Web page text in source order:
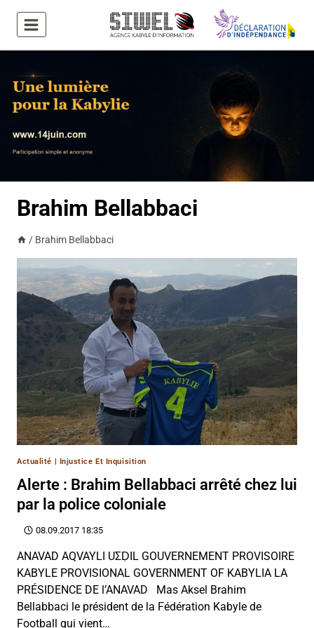
contenu
Brahim Bellabbaci
/ Brahim Bellabbaci
Actualité | Injustice Et Inquisition
Alerte : Brahim Bellabbaci arrêté chez lui
par la police coloniale
08.09.2017 18:35
ANAVAD AQVAYLI UΣḌIL GOUVERNEMENT PROVISOIRE
KABYLE PROVISIONAL GOVERNMENT OF KABYLIA LA
PRÉSIDENCE DE l’ANAVAD Mas Aksel Brahim
Bellabbaci le président de la Fédération Kabyle de
Football qui vient…